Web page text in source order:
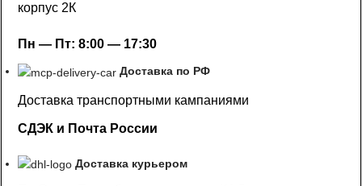
корпус 2К
Пн — Пт: 8:00 — 17:30
Доставка по РФ
Доставка транспортными кампаниями
СДЭК и Почта России
Доставка курьером